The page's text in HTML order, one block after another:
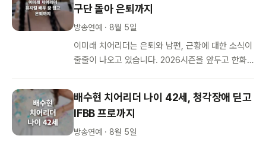
구단 돌아 은퇴까지
방송연예 · 8월 5일
이미래 치어리더는 은퇴와 남편, 근황에 대한 소식이
줄줄이 나오고 있습니다. 2026시즌을 앞두고 한화
배수현 치어리더 나이 42세, 청각장애 딛고
IFBB 프로까지
방송연예 · 8월 5일